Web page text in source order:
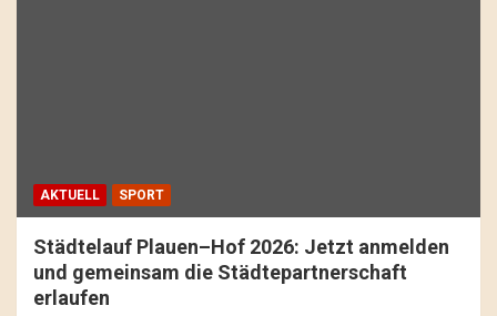
AKTUELL SPORT
Städtelauf Plauen–Hof 2026: Jetzt anmelden
und gemeinsam die Städtepartnerschaft
erlaufen